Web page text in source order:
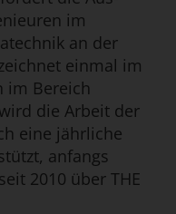
im
an der
einmal im
im Bereich
die Arbeit der
eine jährliche
anfangs
2010 über THE